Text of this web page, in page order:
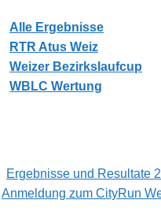
Alle Ergebnisse
RTR Atus Weiz
Weizer Bezirkslaufcup
WBLC Wertung
Post
navigation
Ergebnisse und Resultate
Anmeldung zum CityRun